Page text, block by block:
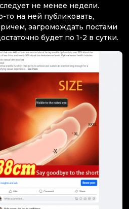
не менее недели.
на ней публиковать,
загромождать постами
будет по 1-2 в сутки.